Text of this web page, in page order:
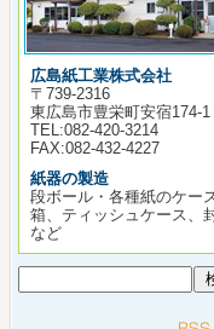
広島紙工業株式会社
〒739-2316
東広島市豊栄町安宿174-1
TEL:082-420-3214
FAX:082-432-4227
紙器の製造
段ボール・各種紙のケース
箱、ティッシュケース、
など